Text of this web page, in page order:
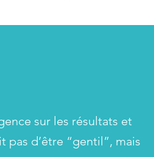
sur les résultats et
pas d’être “gentil”, mais